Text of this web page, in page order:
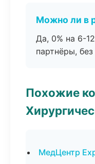
Можно ли в
Да, 0% на 6-
партнёры, без
Похожие
МедЦентр